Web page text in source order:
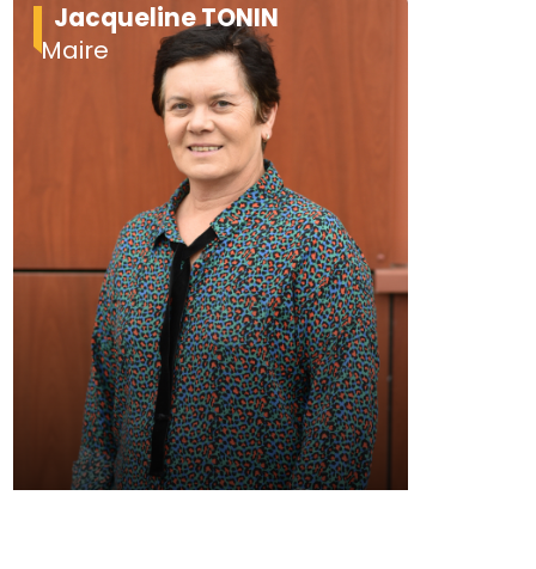
Jacqueline TONIN
Maire